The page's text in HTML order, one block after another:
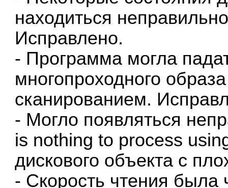
находиться
Исправлено.
- Программа могла
многопроходного
сканированием.
- Могло появляться
is nothing to process
дискового объекта с
- Скорость чтения была